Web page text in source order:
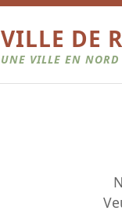
VILLE DE
UNE VILLE EN NORD